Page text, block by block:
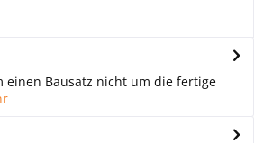
einen Bausatz nicht um die fertige